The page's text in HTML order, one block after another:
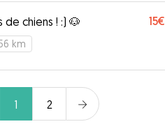
pour répondre aux
pour d'autres gardes.
de chiens ! :) 🐶 15€
km
1 2